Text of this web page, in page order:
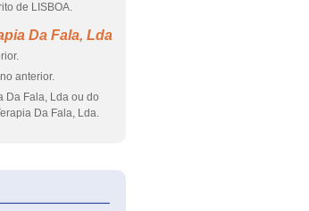
de LISBOA.
Da Fala, Lda
anterior.
Da Fala, Lda ou do
Da Fala, Lda.